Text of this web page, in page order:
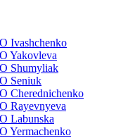
Ivashchenko
Yakovleva
Shumyliak
Seniuk
Cherednichenko
Rayevnyeva
Labunska
Yermachenko